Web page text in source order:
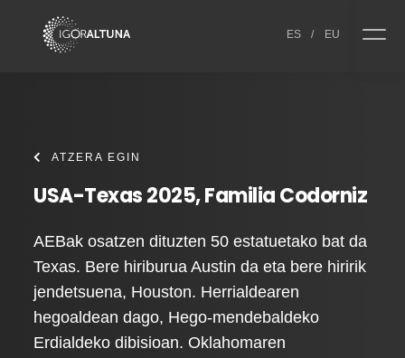
ES / EU
ATZERA EGIN
USA-Texas 2025, Familia Codorniz
AEBak osatzen dituzten 50 estatuetako bat da
Texas. Bere hiriburua Austin da eta bere hiririk
jendetsuena, Houston. Herrialdearen
hegoaldean dago, Hego-mendebaldeko
Erdialdeko dibisioan. Oklahomaren